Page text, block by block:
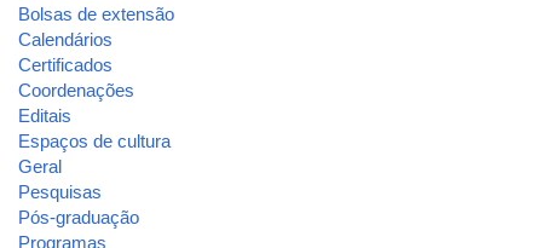
Bolsas de extensão
Calendários
Certificados
Coordenações
Editais
Espaços de cultura
Geral
Pesquisas
Pós-graduação
Programas